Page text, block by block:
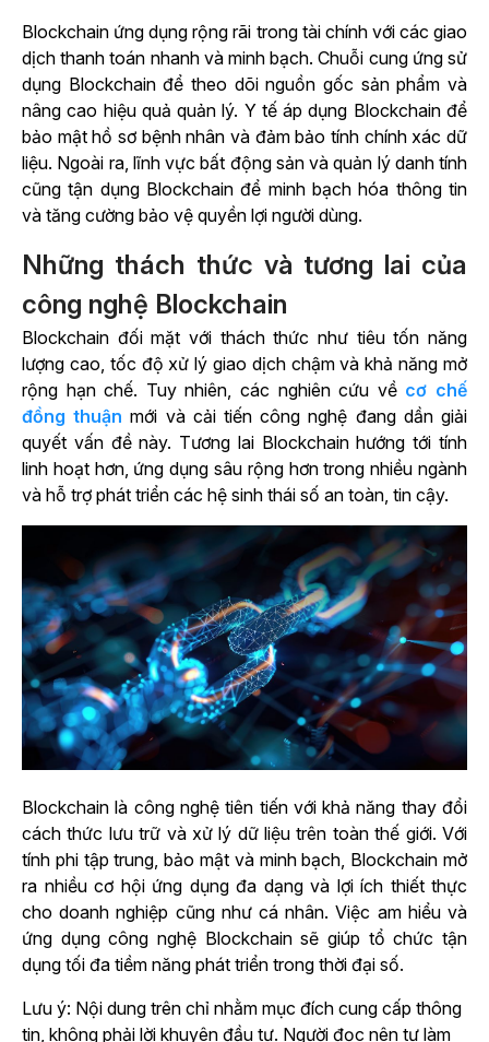
Blockchain ứng dụng rộng rãi trong tài chính với các giao
dịch thanh toán nhanh và minh bạch. Chuỗi cung ứng sử
dụng Blockchain để theo dõi nguồn gốc sản phẩm và
nâng cao hiệu quả quản lý. Y tế áp dụng Blockchain để
bảo mật hồ sơ bệnh nhân và đảm bảo tính chính xác dữ
liệu. Ngoài ra, lĩnh vực bất động sản và quản lý danh tính
cũng tận dụng Blockchain để minh bạch hóa thông tin
và tăng cường bảo vệ quyền lợi người dùng.
Những thách thức và tương lai của
công nghệ Blockchain
Blockchain đối mặt với thách thức như tiêu tốn năng
lượng cao, tốc độ xử lý giao dịch chậm và khả năng mở
rộng hạn chế. Tuy nhiên, các nghiên cứu về cơ chế
đồng thuận mới và cải tiến công nghệ đang dần giải
quyết vấn đề này. Tương lai Blockchain hướng tới tính
linh hoạt hơn, ứng dụng sâu rộng hơn trong nhiều ngành
và hỗ trợ phát triển các hệ sinh thái số an toàn, tin cậy.
Blockchain là công nghệ tiên tiến với khả năng thay đổi
cách thức lưu trữ và xử lý dữ liệu trên toàn thế giới. Với
tính phi tập trung, bảo mật và minh bạch, Blockchain mở
ra nhiều cơ hội ứng dụng đa dạng và lợi ích thiết thực
cho doanh nghiệp cũng như cá nhân. Việc am hiểu và
ứng dụng công nghệ Blockchain sẽ giúp tổ chức tận
dụng tối đa tiềm năng phát triển trong thời đại số.
Lưu ý: Nội dung trên chỉ nhằm mục đích cung cấp thông
tin, không phải lời khuyên đầu tư. Người đọc nên tự làm